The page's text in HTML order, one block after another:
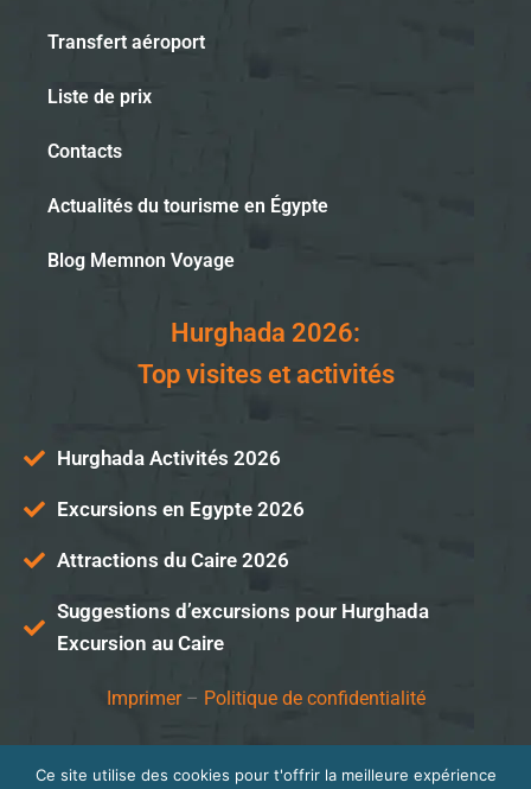
Transfert aéroport
Liste de prix
Contacts
Actualités du tourisme en Égypte
Blog Memnon Voyage
Hurghada 2026:
Top visites et activités
Hurghada Activités 2026
Excursions en Egypte 2026
Attractions du Caire 2026
Suggestions d’excursions pour Hurghada
Excursion au Caire
Imprimer– Politique de confidentialité
Ce site utilise des cookies pour t'offrir la meilleure expérience